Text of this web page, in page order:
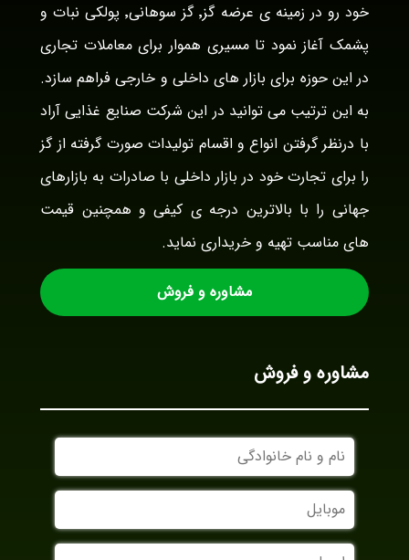
خود رو در زمینه ی عرضه گز٬ گز سوهانی٬ پولکی نبات و
پشمک آغاز نمود تا مسیری هموار برای معاملات تجاری
در این حوزه برای بازار های داخلی و خارجی فراهم سازد.
به این ترتیب می توانید در این شرکت صنایع غذایی آراد
با درنظر گرفتن انواع و اقسام تولیدات صورت گرفته از گز
را برای تجارت خود در بازار داخلی با صادرات به بازارهای
جهانی را با بالاترین درجه ی کیفی و همچنین قیمت
های مناسب تهیه و خریداری نماید.
مشاوره و فروش
مشاوره و فروش
نام
و
نام
خانوادگی
موبایل
ایمیل